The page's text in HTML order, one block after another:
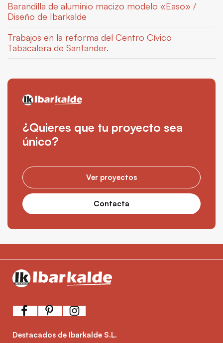
Barandilla de aluminio macizo modelo «Easo» /
Diseño de Ibarkalde
Trabajos en la reforma del Centro Cívico
Tabacalera de Santander.
¿Quieres que tu proyecto sea
único?
Ver proyectos
Contacta
Destacados de Ibarkalde S.L.